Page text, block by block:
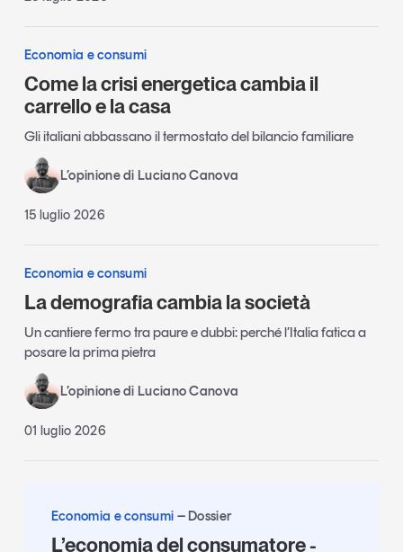
Economia e consumi
Come la crisi energetica cambia il
carrello e la casa
Gli italiani abbassano il termostato del bilancio familiare
L’opinione di Luciano Canova
15 luglio 2026
Economia e consumi
La demografia cambia la società
Un cantiere fermo tra paure e dubbi: perché l’Italia fatica a
posare la prima pietra
L’opinione di Luciano Canova
01 luglio 2026
Economia e consumi Dossier
L’economia del consumatore -